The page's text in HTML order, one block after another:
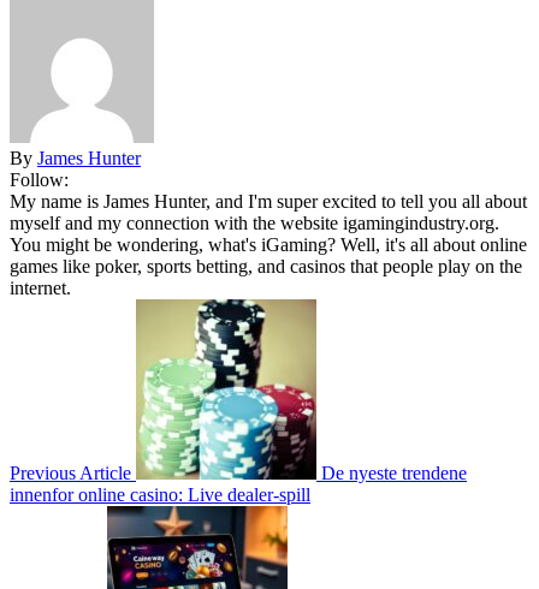
By James Hunter
Follow:
My name is James Hunter, and I'm super excited to tell you all about
myself and my connection with the website igamingindustry.org.
You might be wondering, what's iGaming? Well, it's all about online
games like poker, sports betting, and casinos that people play on the
internet.
Previous Article
De nyeste trendene
innenfor online casino: Live dealer-spill